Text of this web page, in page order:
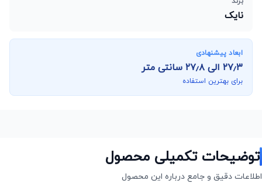
نایک
ابعاد پیشنهادی
۲۷٫۳ الی۲۷٫۸سانتی متر
برای بهترین استفاده
توضیحات تکمیلی محصول
اطلاعات دقیق و جامع درباره این محصول